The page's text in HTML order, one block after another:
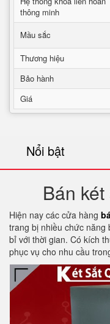
thông minh
Mầu sắc
Thương hiệu
Bảo hành
Giá
Nổi bật
Bán
Hiện nay các cửa hàng
trang bị nhiều chức năng
bỉ với thời gian. Có kích
phục vụ cho nhu cầu